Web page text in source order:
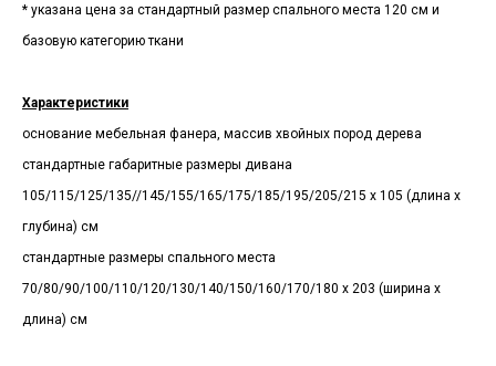
* указана цена за стандартный размер спального места 120 см и
базовую категорию ткани
Характеристики
основание мебельная фанера, массив хвойных пород дерева
стандартные габаритные размеры дивана
105/115/125/135//145/155/165/175/185/195/205/215 х 105 (длина х
глубина) см
стандартные размеры спального места
70/80/90/100/110/120/130/140/150/160/170/180 х 203 (ширина х
длина) см